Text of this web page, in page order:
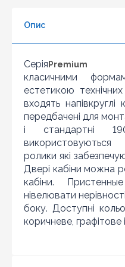
7
8
9
10
Опис
Серія Premium
класичними
естетикою
входять
передбачені для
і стандартні
використовуються
ролики які
Двері кабіни можна
кабіни.
нівелювати
боку. Доступні
коричневе, графітове
Знайшли
Шановні клієнти
по інтернету знайшли
дешевше ніж у нас ...
раді запропонувати
що товар даної моделі
наявності і ціна на
магазині актуальна і діюча)